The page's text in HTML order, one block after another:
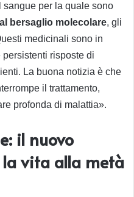
per la quale sono
bersaglio molecolare, gli
medicinali sono in
risposte di
La buona notizia è che
il trattamento,
profonda di malattia».
il nuovo
vita alla metà